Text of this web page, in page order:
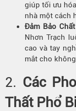
giúp tối ưu
nhà một cách
Đảm Bảo
Nhơn Trạch
cao và tay
mắt cho
2. Các
Thất Phổ